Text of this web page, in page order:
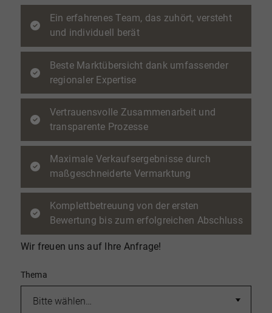
Ein erfahrenes Team, das zuhört, versteht
und individuell berät
Beste Marktübersicht dank umfassender
regionaler Expertise
Vertrauensvolle Zusammenarbeit und
transparente Prozesse
Maximale Verkaufsergebnisse durch
maßgeschneiderte Vermarktung
Komplettbetreuung von der ersten
Bewertung bis zum erfolgreichen Abschluss
Wir freuen uns auf Ihre Anfrage!
Thema